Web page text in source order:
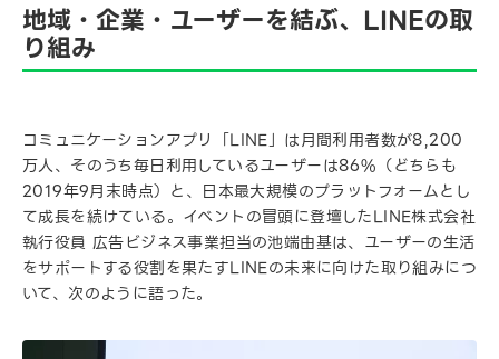
地域・企業・ユーザーを結ぶ、LINEの取
り組み
コミュニケーションアプリ「LINE」は月間利用者数が8,200
万人、そのうち毎日利用しているユーザーは86%（どちらも
2019年9月末時点）と、日本最大規模のプラットフォームとし
て成長を続けている。イベントの冒頭に登壇したLINE株式会社
執行役員 広告ビジネス事業担当の池端由基は、ユーザーの生活
をサポートする役割を果たすLINEの未来に向けた取り組みにつ
いて、次のように語った。